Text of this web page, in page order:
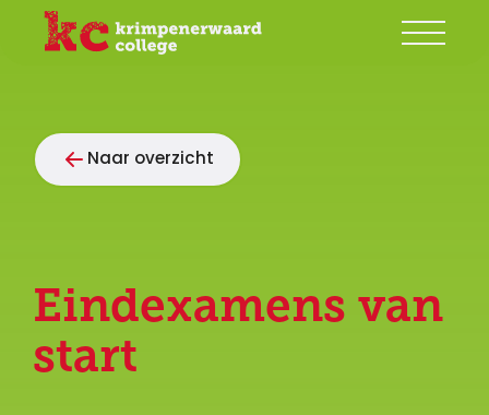
Onze school
Groep 7/8
Leerlingen
Contact
Naar overzicht
Eindexamens van
start